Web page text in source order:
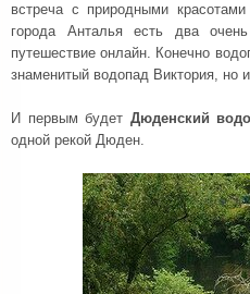
встреча с природными
города Анталья есть два
путешествие онлайн. Конечно
знаменитый водопад Виктория, но
И первым будет Дюденский
одной рекой Дюден.